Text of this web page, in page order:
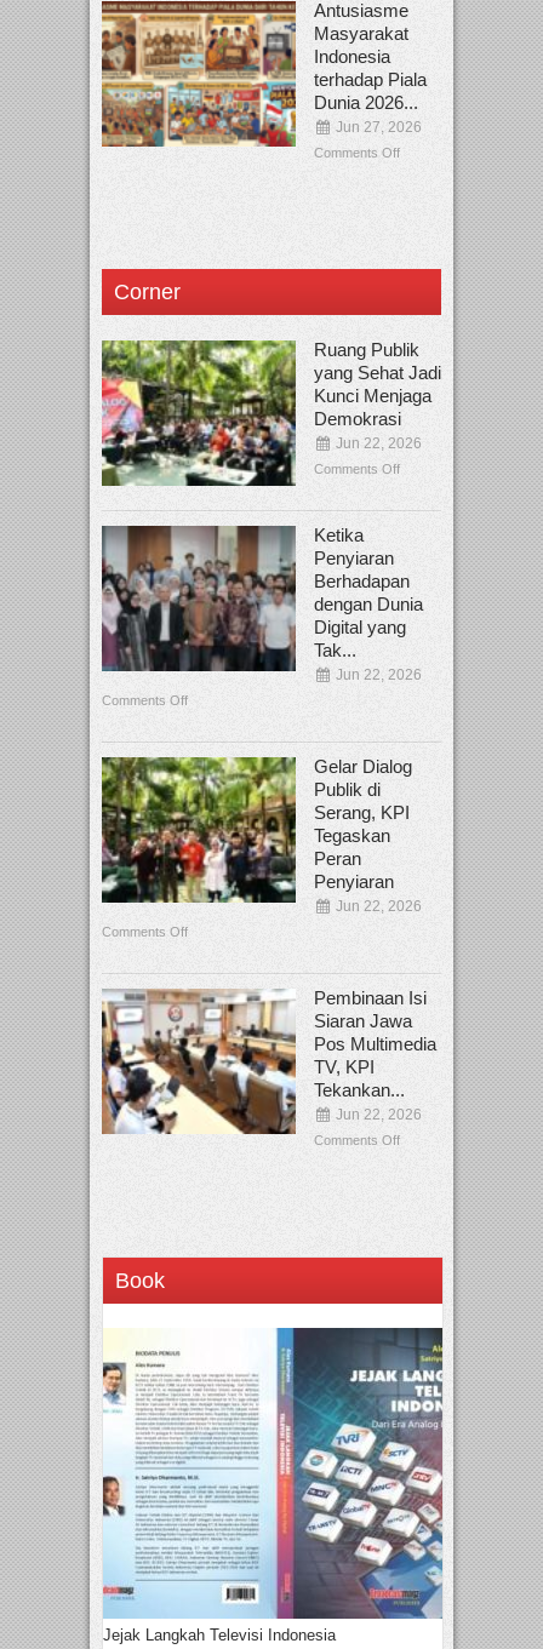
Antusiasme
Masyarakat
Indonesia
terhadap Piala
Dunia 2026...
Jun 27, 2026
Comments Off
Corner
Ruang Publik
yang Sehat Jadi
Kunci Menjaga
Demokrasi
Jun 22, 2026
Comments Off
Ketika
Penyiaran
Berhadapan
dengan Dunia
Digital yang
Tak...
Jun 22, 2026
Comments Off
Gelar Dialog
Publik di
Serang, KPI
Tegaskan
Peran
Penyiaran
Jun 22, 2026
Comments Off
Pembinaan Isi
Siaran Jawa
Pos Multimedia
TV, KPI
Tekankan...
Jun 22, 2026
Comments Off
Book
Jejak Langkah Televisi Indonesia